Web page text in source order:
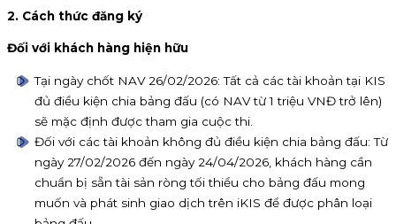
2. Cách thức đăng ký
Đối với khách hàng hiện hữu
Tại ngày chốt NAV 26/02/2026: Tất cả các tài khoản tại KIS
đủ điều kiện chia bảng đấu (có NAV từ 1 triệu VNĐ trở lên)
sẽ mặc định được tham gia cuộc thi.
Đối với các tài khoản không đủ điều kiện chia bảng đấu: Từ
ngày 27/02/2026 đến ngày 24/04/2026, khách hàng cần
chuẩn bị sẵn tài sản ròng tối thiểu cho bảng đấu mong
muốn và phát sinh giao dịch trên iKIS để được phân loại